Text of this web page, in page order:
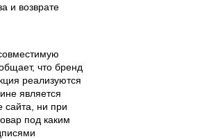
и возврате
что бренд
реализуются
является
сайта, ни при
под каким